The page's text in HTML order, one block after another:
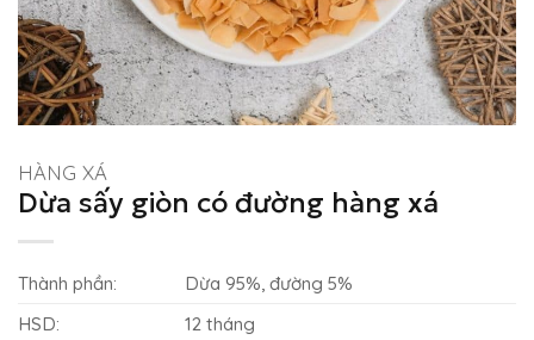
HÀNG XÁ
Dừa sấy giòn có đường hàng xá
Thành phần:
Dừa 95%, đường 5%
HSD:
12 tháng